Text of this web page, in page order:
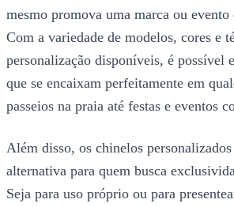
mesmo promova uma marca ou
Com a variedade de modelos, cores e
personalização disponíveis, é possível
que se encaixam perfeitamente em
passeios na praia até festas e eventos
Além disso, os chinelos
alternativa para quem busca
Seja para uso próprio ou para